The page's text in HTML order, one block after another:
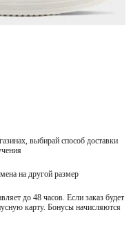
выбирай способ доставки
на другой размер
до 48 часов. Если заказ будет
карту. Бонусы начисляются